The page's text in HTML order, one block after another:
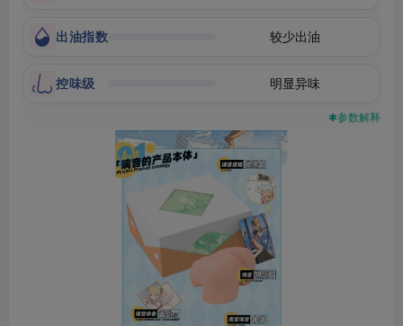
出油指数 较少出油
控味级 明显异味
✱参数解释